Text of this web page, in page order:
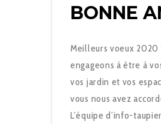
BONNE
Meilleurs voeux 2020
engageons à être à
vos jardin et vos
vous nous avez
L’équipe d’info-